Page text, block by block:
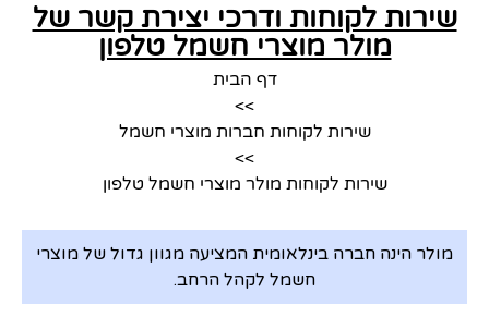
שירות לקוחות ודרכי יצירת קשר של
מולר מוצרי חשמל טלפון
דף הבית
>>
שירות לקוחות חברות מוצרי חשמל
>>
שירות לקוחות מולר מוצרי חשמל טלפון
מולר הינה חברה בינלאומית המציעה מגוון גדול של מוצרי
חשמל לקהל הרחב.